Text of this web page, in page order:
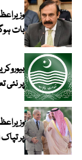
بات
پر نئی
پر